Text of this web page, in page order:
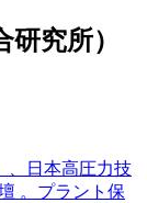
究所）
、日本高圧力技
。プラント保